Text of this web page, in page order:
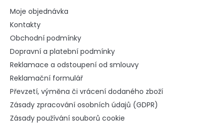
Moje objednávka
Kontakty
Obchodní podmínky
Dopravní a platební podmínky
Reklamace a odstoupení od smlouvy
Reklamační formulář
Převzetí, výměna či vrácení dodaného zboží
Zásady zpracování osobních údajů (GDPR)
Zásady používání souborů cookie